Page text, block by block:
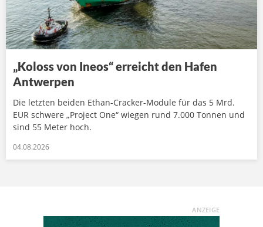
„Koloss von Ineos“ erreicht den Hafen
Antwerpen
Die letzten beiden Ethan-Cracker-Module für das 5 Mrd.
EUR schwere „Project One“ wiegen rund 7.000 Tonnen und
sind 55 Meter hoch.
04.08.2026
ANZEIGE